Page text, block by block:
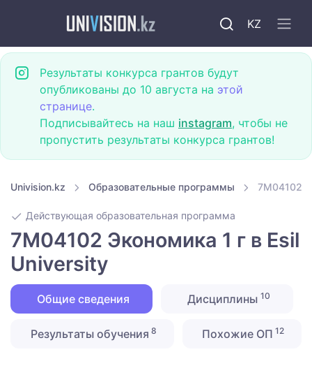
KZ
Результаты конкурса грантов будут
опубликованы до 10 августа на этой
странице.
Подписывайтесь на наш instagram, чтобы не
пропустить результаты конкурса грантов!
Univision.kz Образовательные программы 7M04102
Действующая образовательная программа
7M04102 Экономика 1 г в Esil
University
Общие сведения Дисциплины 10
Результаты обучения 8 Похожие ОП 12